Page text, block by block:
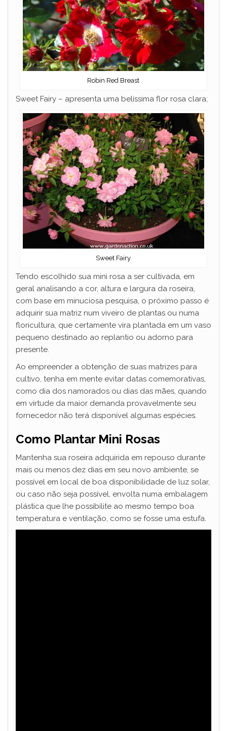
Robin Red Breast
Sweet Fairy – apresenta uma belíssima flor rosa clara;
Sweet Fairy
Tendo escolhido sua mini rosa a ser cultivada, em
geral analisando a cor, altura e largura da roseira,
com base em minuciosa pesquisa, o próximo passo é
adquirir sua matriz num viveiro de plantas ou numa
floricultura, que certamente vira plantada em um vaso
pequeno destinado ao replantio ou adorno para
presente.
Ao empreender a obtenção de suas matrizes para
cultivo, tenha em mente evitar datas comemorativas,
como dia dos namorados ou dias das mães, quando
em virtude da maior demanda provavelmente seu
fornecedor não terá disponível algumas espécies.
Como Plantar Mini Rosas
Mantenha sua roseira adquirida em repouso durante
mais ou menos dez dias em seu novo ambiente, se
possível em local de boa disponibilidade de luz solar,
ou caso não seja possível, envolta numa embalagem
plástica que lhe possibilite ao mesmo tempo boa
temperatura e ventilação, como se fosse uma estufa.